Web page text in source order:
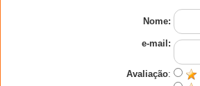
Nome:
e-mail:
Avaliação: